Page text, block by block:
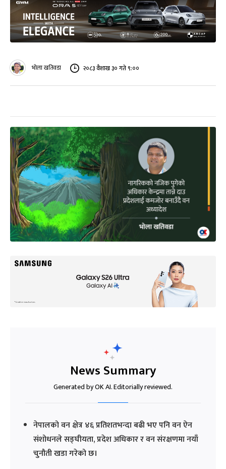
भोला खतिवडा २०८३ वैशाख ३० गते ९:००
News Summary
Generated by OK AI. Editorially reviewed.
नेपालको वन क्षेत्र ४६ प्रतिशतभन्दा बढी भए पनि वन ऐन
संशोधनले सङ्घीयता, प्रदेश अधिकार र वन संरक्षणमा नयाँ
चुनौती खडा गरेको छ।